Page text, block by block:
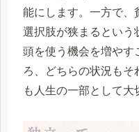
能にします。一方で、
選択肢が狭まるという
頭を使う機会を増やす
ろ、どちらの状況もそ
も人生の一部として大